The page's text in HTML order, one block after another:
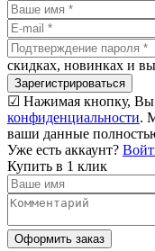
скидках, новинках и
Зарегистрироваться
☑ Нажимая кнопку, Вы
конфиденциальности.
ваши данные
Уже есть аккаунт?
Купить в 1 клик
Оформить заказ